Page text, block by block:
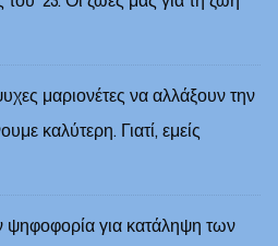
μαριονέτες να αλλάξουν την
καλύτερη. Γιατί, εμείς
ψηφοφορία για κατάληψη των